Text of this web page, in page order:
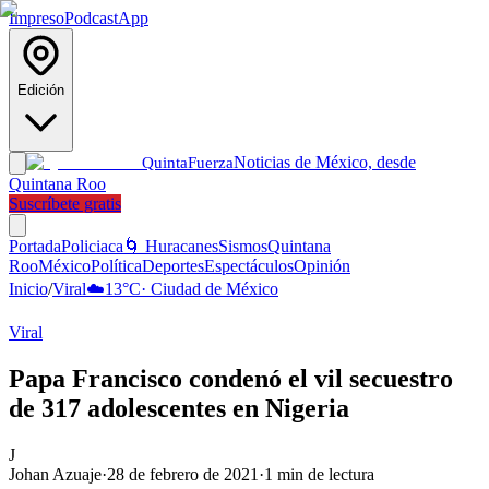
ImpresoPodcastApp
Edición
QuintaFuerzaNoticias de México, desde
Quintana Roo
Suscríbete gratis
PortadaPoliciaca 🌀 HuracanesSismosQuintana
RooMéxicoPolíticaDeportesEspectáculosOpinión
Inicio/Viral☁️13°C· Ciudad de México
Viral
Papa Francisco condenó el vil secuestro
de 317 adolescentes en Nigeria
J
Johan Azuaje·28 de febrero de 2021 ·1 min de lectura